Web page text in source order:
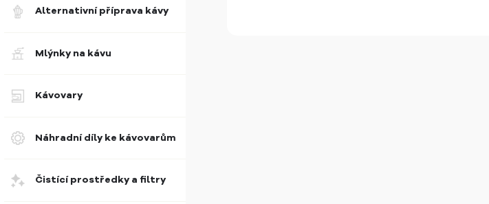
Alternativní příprava kávy
Mlýnky na kávu
Kávovary
Náhradní díly ke kávovarům
Čistící prostředky a filtry